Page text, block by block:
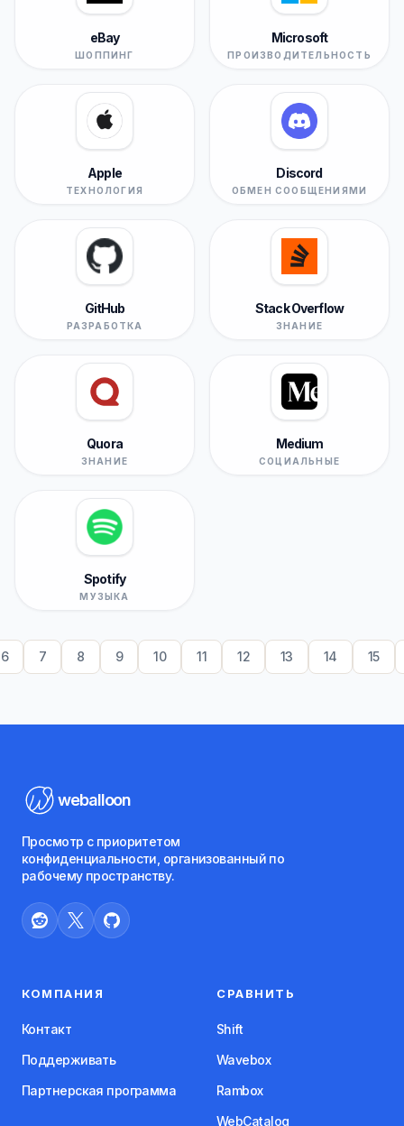
eBay
ШОППИНГ
Microsoft
ПРОИЗВОДИТЕЛЬНОСТЬ
Apple
ТЕХНОЛОГИЯ
Discord
ОБМЕН СООБЩЕНИЯМИ
GitHub
РАЗРАБОТКА
Stack Overflow
ЗНАНИЕ
Quora
ЗНАНИЕ
Medium
СОЦИАЛЬНЫЕ
Spotify
МУЗЫКА
6 7 8 9 10 11 12 13 14 15
weballoon
Просмотр с приоритетом
конфиденциальности, организованный по
рабочему пространству.
КОМПАНИЯ
Контакт
Поддерживать
Партнерская программа
СРАВНИТЬ
Shift
Wavebox
Rambox
WebCatalog